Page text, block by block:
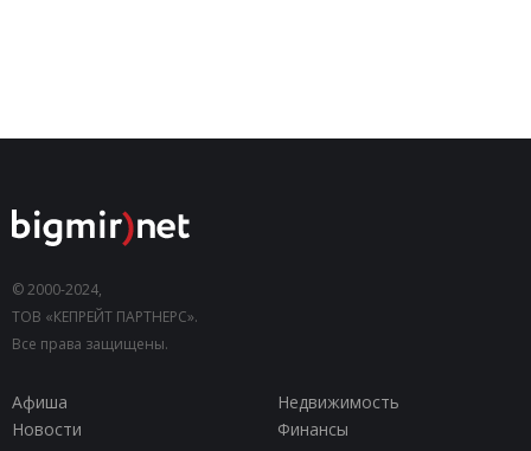
© 2000-2024,
ТОВ «КЕПРЕЙТ ПАРТНЕРС».
Все права защищены.
Афиша
Недвижимость
Новости
Финансы